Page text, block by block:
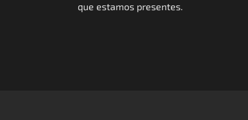
que estamos presentes.